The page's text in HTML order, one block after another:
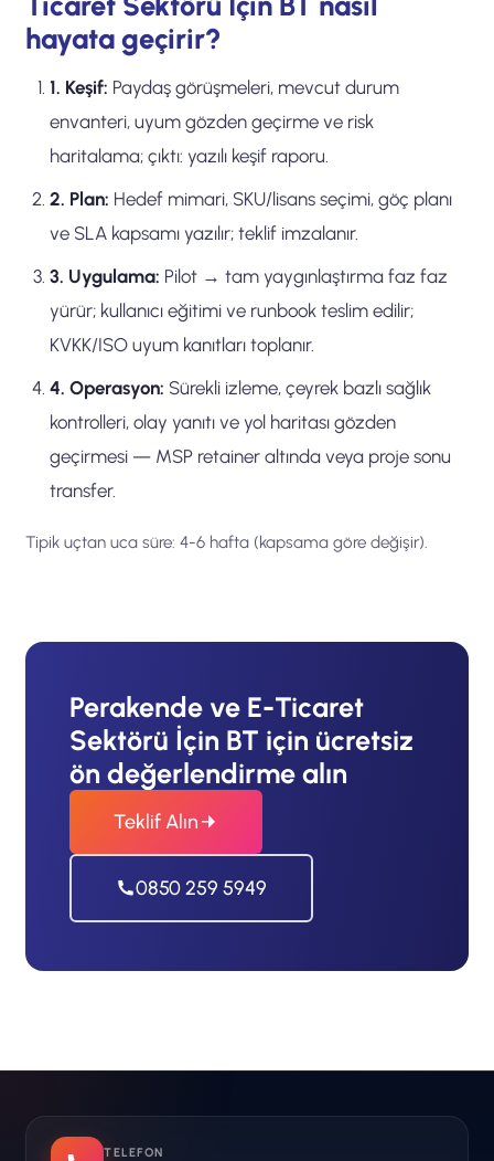
hayata geçirir?
1. Keşif: Paydaş görüşmeleri, mevcut durum
envanteri, uyum gözden geçirme ve risk
haritalama; çıktı: yazılı keşif raporu.
2. Plan: Hedef mimari, SKU/lisans seçimi, göç planı
ve SLA kapsamı yazılır; teklif imzalanır.
3. Uygulama: Pilot → tam yaygınlaştırma faz faz
yürür; kullanıcı eğitimi ve runbook teslim edilir;
KVKK/ISO uyum kanıtları toplanır.
4. Operasyon: Sürekli izleme, çeyrek bazlı sağlık
kontrolleri, olay yanıtı ve yol haritası gözden
geçirmesi — MSP retainer altında veya proje sonu
transfer.
Tipik uçtan uca süre: 4-6 hafta (kapsama göre değişir).
Perakende ve E-Ticaret
Sektörü İçin BT için ücretsiz
ön değerlendirme alın
Teklif Alın
0850 259 5949
TELEFON